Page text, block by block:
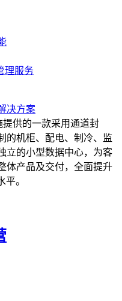
理服务
决方案
提供的一款采用通道封
的机柜、配电、制冷、监
立的小型数据中心，为客
体产品及交付，全面提升
。